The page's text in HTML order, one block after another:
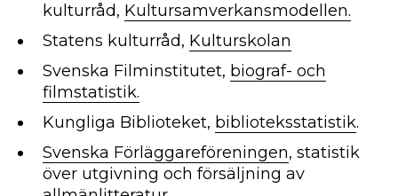
kulturråd, Kultursamverkansmodellen.
Statens kulturråd, Kulturskolan
Svenska Filminstitutet, biograf- och
filmstatistik.
Kungliga Biblioteket, biblioteksstatistik.
Svenska Förläggareföreningen, statistik
över utgivning och försäljning av